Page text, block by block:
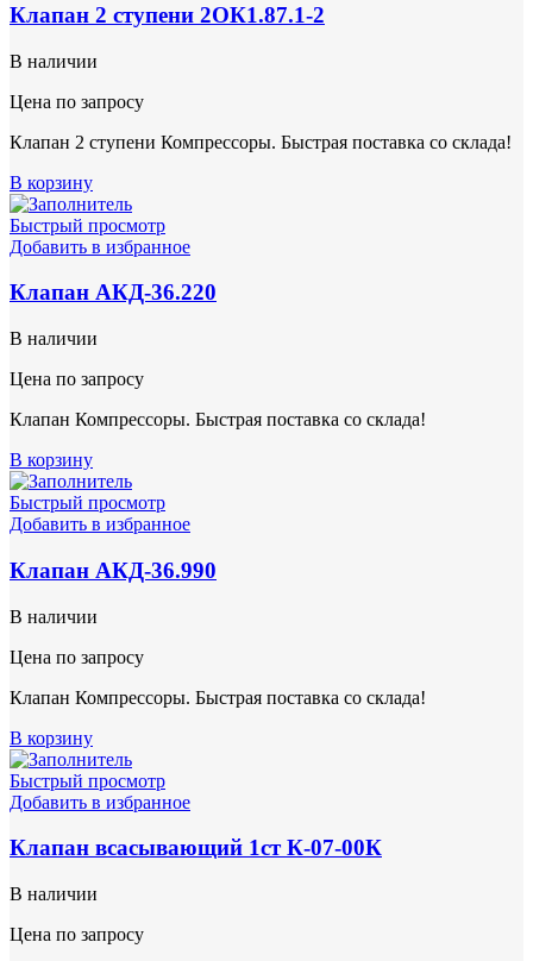
Клапан 2 ступени 2ОК1.87.1-2
В наличии
Цена по запросу
Клапан 2 ступени Компрессоры. Быстрая поставка со склада!
В корзину
Быстрый просмотр
Добавить в избранное
Клапан АКД-36.220
В наличии
Цена по запросу
Клапан Компрессоры. Быстрая поставка со склада!
В корзину
Быстрый просмотр
Добавить в избранное
Клапан АКД-36.990
В наличии
Цена по запросу
Клапан Компрессоры. Быстрая поставка со склада!
В корзину
Быстрый просмотр
Добавить в избранное
Клапан всасывающий 1ст К-07-00К
В наличии
Цена по запросу